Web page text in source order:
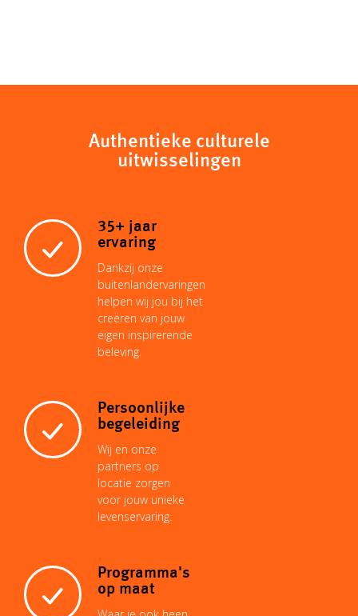
Authentieke culturele
uitwisselingen
35+ jaar
ervaring
Dankzij onze
buitenlandervaringen
helpen wij jou bij het
creëren van jouw
eigen inspirerende
beleving.
Persoonlijke
begeleiding
Wij en onze
partners op
locatie zorgen
voor jouw unieke
levenservaring.
Programma's
op maat